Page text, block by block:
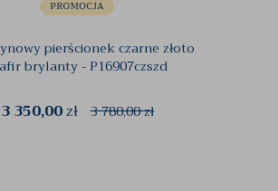
pierścionek czarne złoto
brylanty - P16907czszd
3 350,00zł 3 780,00zł